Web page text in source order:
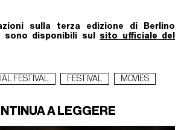
sulla terza edizione di Berlino
sono disponibili sul sito ufficiale del
FESTIVAL FESTIVAL MOVIES
A LEGGERE